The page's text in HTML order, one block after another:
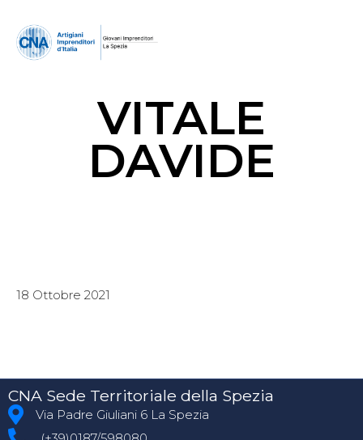
VITALE
DAVIDE
18 Ottobre 2021
CNA Sede Territoriale della Spezia
Via Padre Giuliani 6 La Spezia